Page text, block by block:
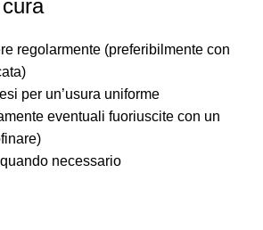
regolarmente (preferibilmente con
per un’usura uniforme
eventuali fuoriuscite con un
necessario